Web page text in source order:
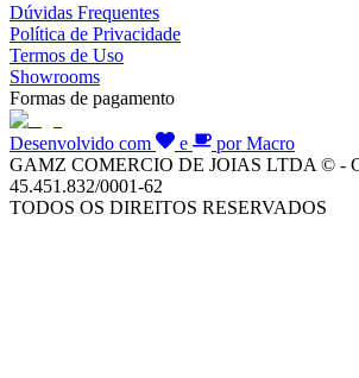
Dúvidas Frequentes
Política de Privacidade
Termos de Uso
Showrooms
Formas de pagamento
Desenvolvido com e
por Macro
GAMZ COMERCIO DE JOIAS LTDA © -
45.451.832/0001-62
TODOS OS DIREITOS RESERVADOS